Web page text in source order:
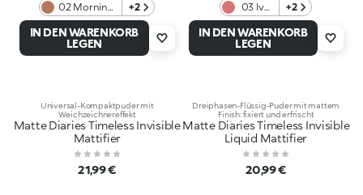
02 Morning
Brew
Cappuccino
+2
IN DEN WARENKORB
LEGEN
03 Ivy
League
Rosé
+2
IN DEN WARENKORB
LEGEN
Universal-Kompaktpuder mit
Weichzeichnereffekt
Matte Diaries Timeless Invisible
Mattifier
21,99 €
Dreiphasen-Flüssig-Puder mit mattem
Finish: fixiert und erfrischt
Matte Diaries Timeless Invisible
Liquid Mattifier
20,99 €